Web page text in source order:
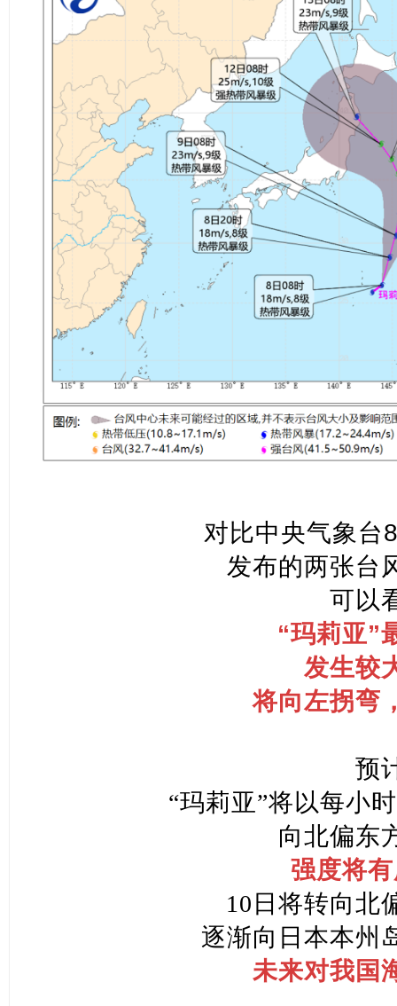
对比中央气象台
发布的两张台
可以
“玛莉亚”
发生较
将向左拐弯
预
“玛莉亚”将以每小
向北偏东
强度将
10日将转向北
逐渐向日本本州
未来对我国